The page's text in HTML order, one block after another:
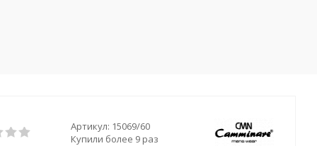
Артикул: 15069/60
Купили более 9 раз